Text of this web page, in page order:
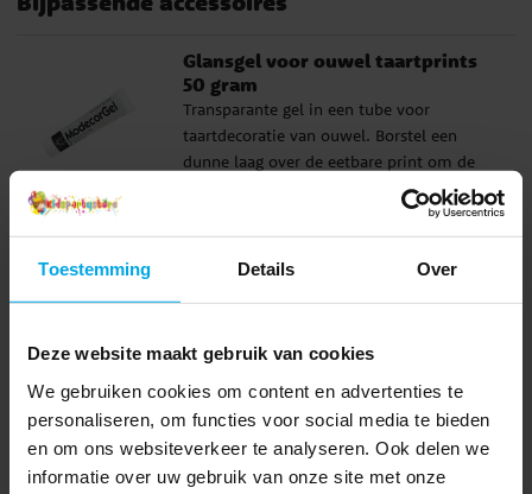
Toestemming Details Over
Deze website maakt gebruik van cookies
We gebruiken cookies om content en advertenties te
personaliseren, om functies voor social media te bieden
en om ons websiteverkeer te analyseren. Ook delen we
informatie over uw gebruik van onze site met onze
Glansgel voor ouwel taartprints
50 gram
Transparante gel in een tube voor
taartdecoratie van ouwel. Borstel een
dunne laag over de eetbare print om de
kleur, diepte en glans van het ontwerp te
versterken. Gebruik het ook onder de print
als je de taartdecoratie direct op
marsepein of fondant wilt plaatsen.
voedingszuur: E330, conserveermiddel:
E202. Kan sporen van melk, soja en noten
bevatten.
Anderen kochten ook